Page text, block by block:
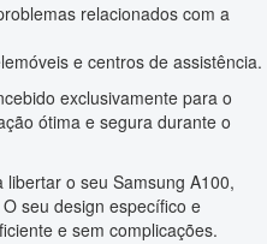
relacionados com a
e centros de assistência.
exclusivamente para o
ótima e segura durante o
o seu Samsung A100,
seu design específico e
e sem complicações.